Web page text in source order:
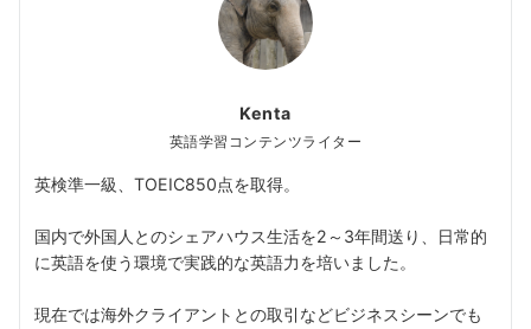
Kenta
英語学習コンテンツライター
英検準一級、TOEIC850点を取得。
国内で外国人とのシェアハウス生活を2～3年間送り、日常的
に英語を使う環境で実践的な英語力を培いました。
現在では海外クライアントとの取引などビジネスシーンでも